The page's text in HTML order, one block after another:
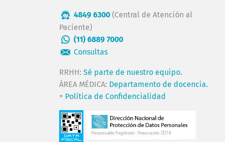
4849 6300 (Central de Atención al
Paciente)
(11) 6889 7000
Consultas
RRHH: Sé parte de nuestro equipo.
ÁREA MÉDICA: Departamento de docencia.
+ Política de Confidencialidad